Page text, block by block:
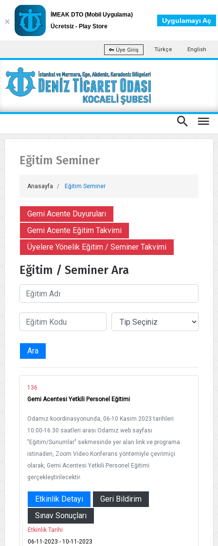
Üye Giriş Türkçe English
Eğitim Seminer
Anasayfa Eğitim Seminer
Gemi Acente Duyuruları
Gemi Acente Eğitim Takvimi
Üyelere Yönelik Eğitim / Seminer Takvimi
Eğitim / Seminer Ara
Ara
136
Gemi Acentesi Yetkili Personel Eğitimi
Odamız koordinasyonunda, 06-10 Kasım 2023 tarihleri
10:00-16:30 saatleri arası Odamız web sayfası
"Eğitim/Sunumlar" sekmesinde yer alan link ve programa
istinaden, Zoom Video Konferans yöntemiyle çevrimiçi
olarak, Gemi Acentesi Yetkili Personel Eğitimi
gerçekleştirilecektir.
Etkinlik Detayı
Geri Bildirim
Sınav Sonuçları
Etkinlik Tarihi
06-11-2023 - 10-11-2023
İMEAK DTO (Mobil Uygulama)
Ücretsiz - Play Store
Uygulamayı Aç